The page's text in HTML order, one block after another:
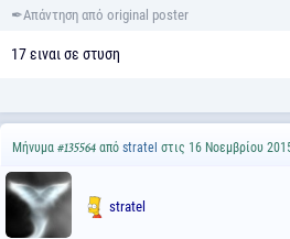
17 ειναι σε στυση
Μήνυμα #135564 από stratel στις 16 Νοεμβρίου
stratel